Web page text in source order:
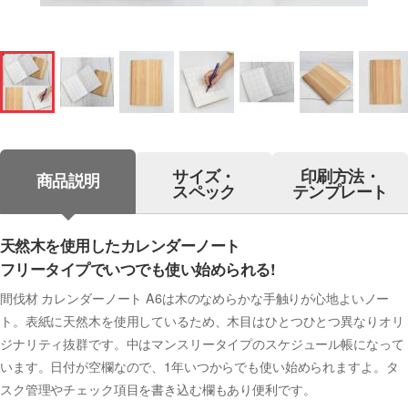
商品説明 サイズ・
スペック
印刷方法・
テンプレート
天然木を使用したカレンダーノート
フリータイプでいつでも使い始められる!
間伐材 カレンダーノート A6は木のなめらかな手触りが心地よいノー
ト。表紙に天然木を使用しているため、木目はひとつひとつ異なりオリ
ジナリティ抜群です。中はマンスリータイプのスケジュール帳になって
います。日付が空欄なので、1年いつからでも使い始められますよ。タ
スク管理やチェック項目を書き込む欄もあり便利です。